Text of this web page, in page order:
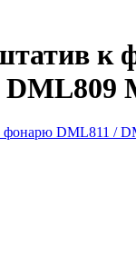
к
DML809